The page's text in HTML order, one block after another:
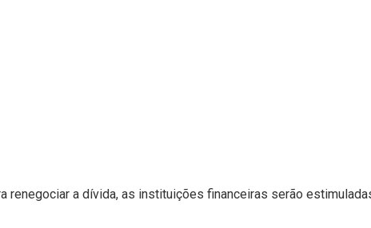
renegociar a dívida, as instituições financeiras serão